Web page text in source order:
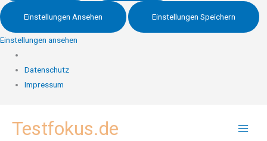
Einstellungen Ansehen Einstellungen Speichern
Einstellungen ansehen
Datenschutz
Impressum
InhaltTestfokus.de